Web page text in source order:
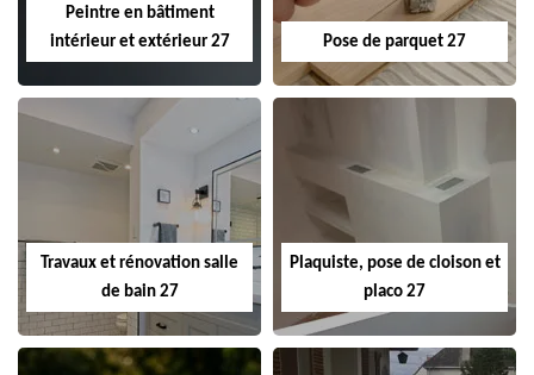
Peintre en bâtiment
intérieur et extérieur 27
Pose de parquet 27
Travaux et rénovation salle
de bain 27
Plaquiste, pose de cloison et
placo 27